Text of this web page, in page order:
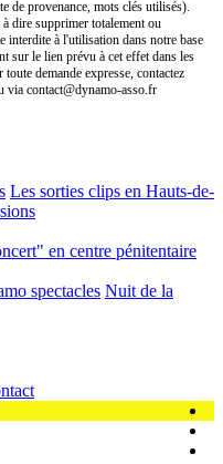
de provenance, mots clés utilisés).
dire supprimer totalement ou
interdite à l'utilisation dans notre base
sur le lien prévu à cet effet dans les
demande expresse, contactez
via contact@dynamo-asso.fr
Les sorties clips en Hauts-de-
en centre pénitentaire
spectacles Nuit de la